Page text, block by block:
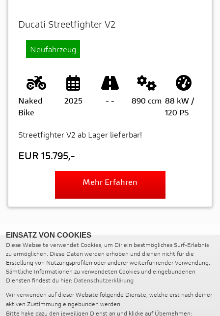
Ducati Streetfighter V2
Neufahrzeug
Naked
Bike
2025 - - 890 ccm 88 kW /
120 PS
Streetfighter V2 ab Lager lieferbar!
EUR 15.795,-
Mehr Erfahren
UNMÜSSIG ZWEIRÄDER GMBH
Hauptstraße 80
79336 Herbolzheim
Deutschland
EINSATZ VON COOKIES
Diese Webseite verwendet Cookies, um Dir ein bestmögliches Surf-Erlebnis
zu ermöglichen. Diese Daten werden erhoben und dienen nicht für die
Erstellung von Nutzungsprofilen oder anderer weiterführender Verwendung.
Sämtliche Informationen zu verwendeten Cookies und eingebundenen
Diensten findest du hier: Datenschutzerklärung
Wir verwenden auf dieser Website folgende Dienste, welche erst nach deiner
aktiven Zustimmung eingebunden werden.
Bitte hake dazu den jeweiligen Dienst an und klicke auf Übernehmen: